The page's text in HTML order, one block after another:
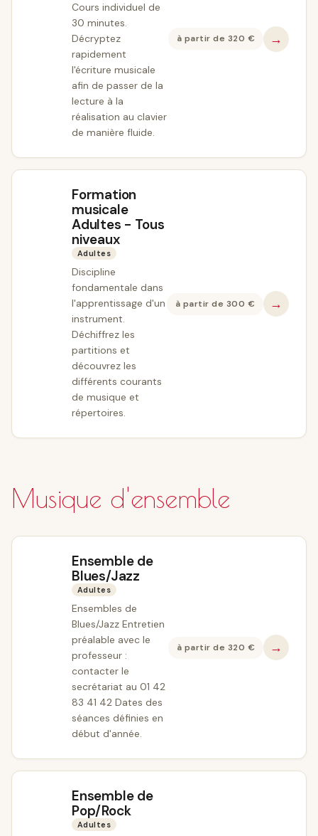
Cours individuel de
30 minutes.
Décryptez
rapidement
l'écriture musicale
afin de passer de la
lecture à la
réalisation au clavier
de manière fluide.
à partir de 320 € →
Formation
musicale
Adultes - Tous
niveaux
Adultes
Discipline
fondamentale dans
l'apprentissage d'un
instrument.
Déchiffrez les
partitions et
découvrez les
différents courants
de musique et
répertoires.
à partir de 300 € →
Musique d'ensemble
Ensemble de
Blues/Jazz
Adultes
Ensembles de
Blues/Jazz Entretien
préalable avec le
professeur :
contacter le
secrétariat au 01 42
83 41 42 Dates des
séances définies en
début d'année.
à partir de 320 € →
Ensemble de
Pop/Rock
Adultes